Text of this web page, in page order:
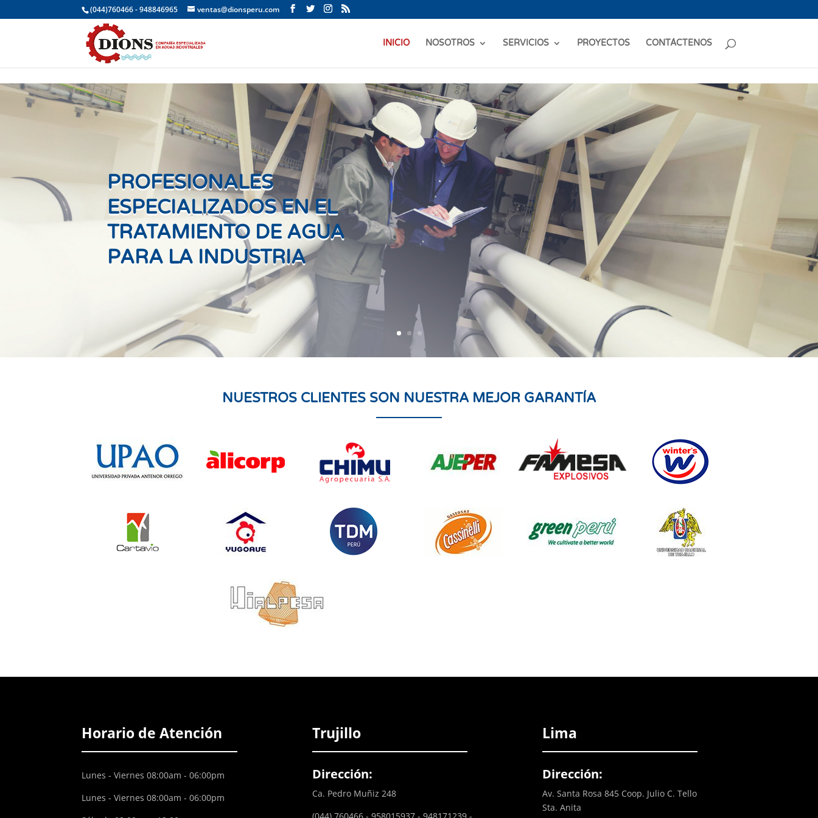
(044)760466 - 948846965 ventas@dionsperu.com
INICIO NOSOTROS SERVICIOS PROYECTOS CONTÁCTENOS
PROFESIONALES
ESPECIALIZADOS EN EL
TRATAMIENTO DE AGUA
PARA LA INDUSTRIA
NUESTROS CLIENTES SON NUESTRA MEJOR GARANTÍA
Horario de Atención
Lunes - Viernes 08:00am - 06:00pm
Lunes - Viernes 08:00am - 06:00pm
Trujillo
Dirección:
Ca. Pedro Muñiz 248
(044) 760466 - 958015937 - 948171239 -
Lima
Dirección:
Av. Santa Rosa 845 Coop. Julio C. Tello
Sta. Anita